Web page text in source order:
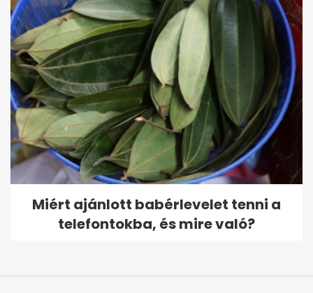
Miért ajánlott babérlevelet tenni a
telefontokba, és mire való?